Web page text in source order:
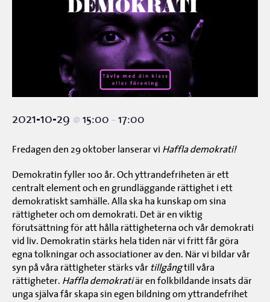
2021-10-29 @ 15:00 –17:00
Fredagen den 29 oktober lanserar vi Haffla demokrati!
Demokratin fyller 100 år. Och yttrandefriheten är ett
centralt element och en grundläggande rättighet i ett
demokratiskt samhälle. Alla ska ha kunskap om sina
rättigheter och om demokrati. Det är en viktig
förutsättning för att hålla rättigheterna och vår demokrati
vid liv. Demokratin stärks hela tiden när vi fritt får göra
egna tolkningar och associationer av den. När vi bildar vår
syn på våra rättigheter stärks vår tillgångtill våra
rättigheter. Haffla demokratiär en folkbildande insats där
unga själva får skapa sin egen bildning om yttrandefrihet